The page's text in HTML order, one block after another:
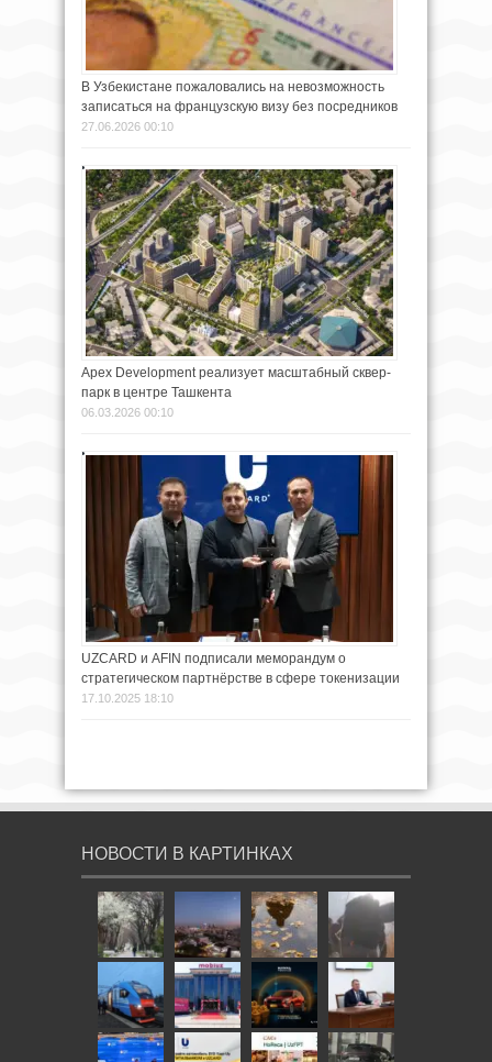
В Узбекистане пожаловались на невозможность
записаться на французскую визу без посредников
27.06.2026 00:10
Apex Development реализует масштабный сквер-
парк в центре Ташкента
06.03.2026 00:10
UZCARD и AFIN подписали меморандум о
стратегическом партнёрстве в сфере токенизации
17.10.2025 18:10
НОВОСТИ В КАРТИНКАХ